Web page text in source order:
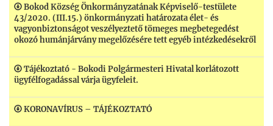
Bokod Község Önkormányzatának Képviselő-testülete
43/2020. (III.15.) önkormányzati határozata élet- és
vagyonbiztonságot veszélyeztető tömeges megbetegedést
okozó humánjárvány megelőzésére tett egyéb intézkedésekről
Tájékoztató - Bokodi Polgármesteri Hivatal korlátozott
ügyfélfogadással várja ügyfeleit.
KORONAVÍRUS – TÁJÉKOZTATÓ